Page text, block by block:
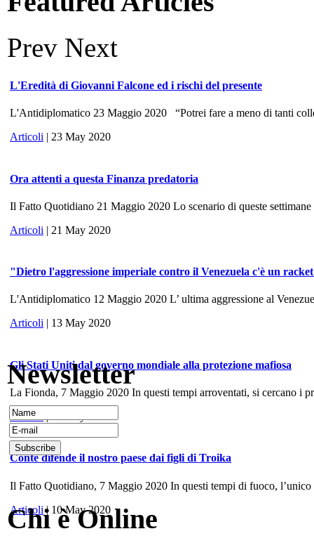
Prev Next
L'Eredità di Giovanni Falcone ed i rischi del presente
L'Antidiplomatico 23 Maggio 2020 “Potrei fare a meno di tanti
Articoli | 23 May 2020
Ora attenti a questa Finanza predatoria
Il Fatto Quotidiano 21 Maggio 2020 Lo scenario di queste
Articoli | 21 May 2020
"Dietro l'aggressione imperiale contro il Venezuela c'è un
L'Antidiplomatico 12 Maggio 2020 L’ ultima aggressione al
Articoli | 13 May 2020
Gli Stati Uniti dal governo mondiale alla protezione mafiosa
La Fionda, 7 Maggio 2020 In questi tempi arroventati, si cercano i
Articoli
Conte difende il nostro paese dai figli di Troika
Il Fatto Quotidiano, 7 Maggio 2020 In questi tempi di fuoco,
Articoli| 10 May 2020
Newsletter
Chi è Online